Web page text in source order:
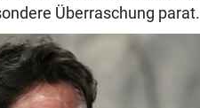
Überraschung parat.